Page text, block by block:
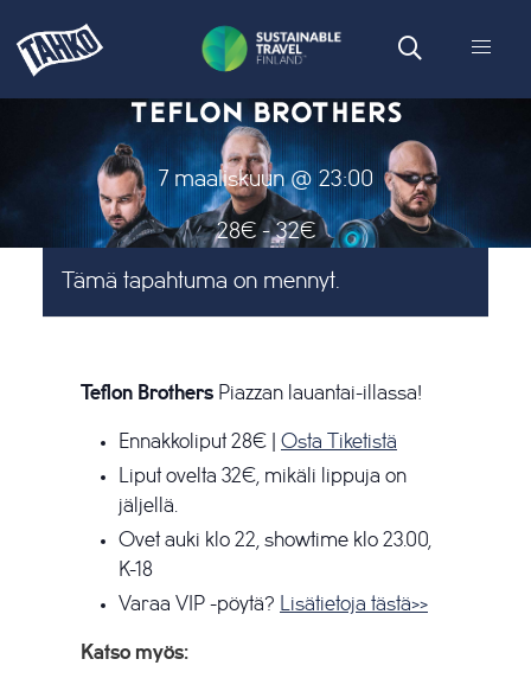
TEFLON BROTHERS
7 maaliskuun @ 23:00
28€ - 32€
Tämä tapahtuma on mennyt.
Teflon Brothers Piazzan lauantai-illassa!
Ennakkoliput 28€ | Osta Tiketistä
Liput ovelta 32€, mikäli lippuja on
jäljellä.
Ovet auki klo 22, showtime klo 23.00,
K-18
Varaa VIP -pöytä?
Lisätietoja tästä>>
Katso myös: